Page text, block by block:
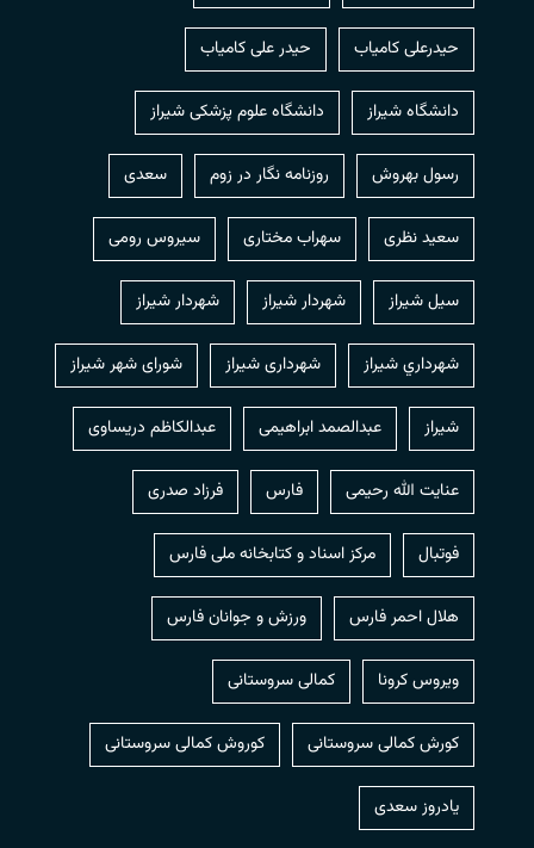
حیدرعلی کامیاب حیدر علی کامیاب
دانشگاه شیراز دانشگاه علوم پزشکی شیراز
رسول بهروش روزنامه نگار در زوم سعدی
سعید نظری سهراب مختاری سیروس رومی
سیل شیراز شهردار شيراز شهردار شیراز
شهرداري شيراز شهرداری شیراز شورای شهر شیراز
شیراز عبدالصمد ابراهیمی عبدالکاظم دریساوی
عنایت الله رحیمی فارس فرزاد صدری
فوتبال مرکز اسناد و کتابخانه ملی فارس
هلال احمر فارس ورزش و جوانان فارس
ویروس کرونا کمالی سروستانی
کورش کمالی سروستانی کوروش کمالی سروستانی
یادروز سعدی